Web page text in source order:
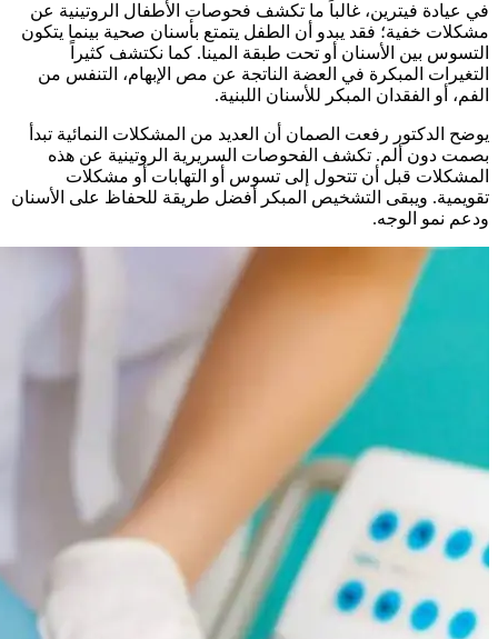
في عيادة فيترين، غالباً ما تكشف فحوصات الأطفال الروتينية عن
مشكلات خفية؛ فقد يبدو أن الطفل يتمتع بأسنان صحية بينما يتكون
التسوس بين الأسنان أو تحت طبقة المينا. كما نكتشف كثيراً
التغيرات المبكرة في العضة الناتجة عن مص الإبهام، التنفس من
الفم، أو الفقدان المبكر للأسنان اللبنية.
يوضح الدكتور رفعت الصمان أن العديد من المشكلات النمائية تبدأ
بصمت دون ألم. تكشف الفحوصات السريرية الروتينية عن هذه
المشكلات قبل أن تتحول إلى تسوس أو التهابات أو مشكلات
تقويمية. ويبقى التشخيص المبكر أفضل طريقة للحفاظ على الأسنان
ودعم نمو الوجه.